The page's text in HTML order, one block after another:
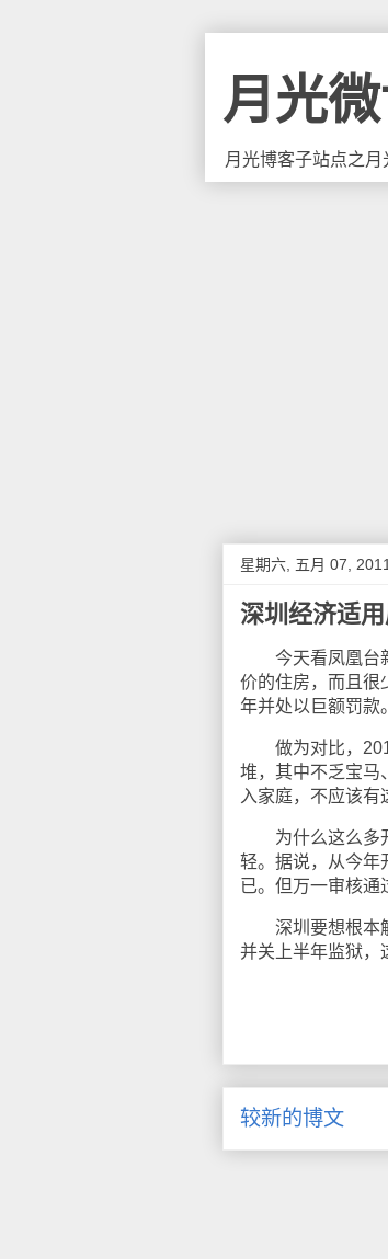
月光
月光博客子站点之
星期六, 五月 07, 2011
深圳经济适
今天看凤凰台新
价的住房，而且很
年并处以巨额罚款。
做为对比，2010
堆，其中不乏宝马
入家庭，不应该有
为什么这么多开
轻。据说，从今年
已。但万一审核通
深圳要想根本解
并关上半年监狱，
较新的博文